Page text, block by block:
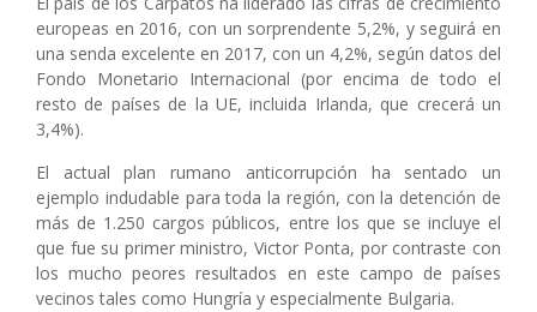
europeas en 2016, con un sorprendente 5,2%, y seguirá en
una senda excelente en 2017, con un 4,2%, según datos del
Fondo Monetario Internacional (por encima de todo el
resto de países de la UE, incluida Irlanda, que crecerá un
3,4%).
El actual plan rumano anticorrupción ha sentado un
ejemplo indudable para toda la región, con la detención de
más de 1.250 cargos públicos, entre los que se incluye el
que fue su primer ministro, Victor Ponta, por contraste con
los mucho peores resultados en este campo de países
vecinos tales como Hungría y especialmente Bulgaria.